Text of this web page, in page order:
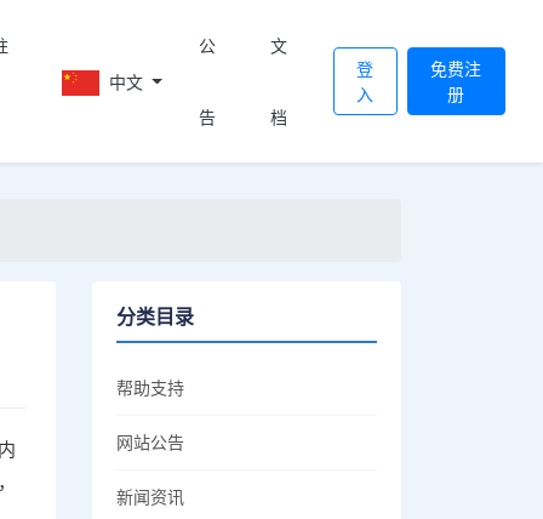
中文
公
告
文
档
登
入
免费注
册
分类目录
帮助支持
网站公告
新闻资讯